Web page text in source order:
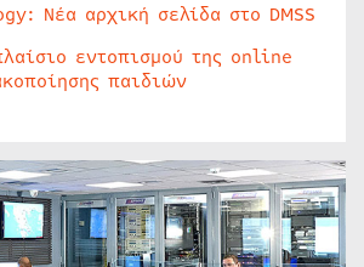
Νέα αρχική σελίδα στο DMSS
εντοπισμού της online
παιδιών